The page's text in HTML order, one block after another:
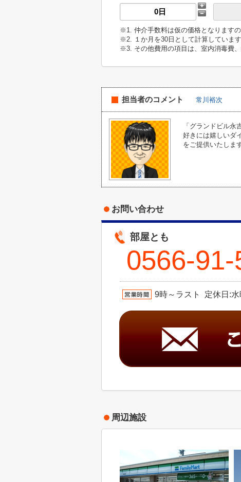
※1. 仲介手数料は仮の価格となります
※2. １か月を30日として計算しています
※3. その他費用の項目は、室内消毒費、
担当者のコメント 常川裕次
「グランドビル
好きには嬉しいダ
をご提供いたしま
お問い合わせ
部屋とも
0566-
9時～ラスト 定休日:
周辺施設